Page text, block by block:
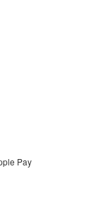
Pay